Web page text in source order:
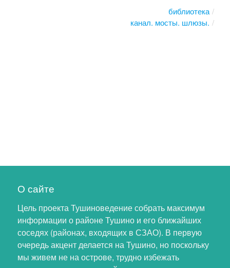
библиотека
канал. мосты. шлюзы.
О сайте
Цель проекта Тушиноведение собрать максимум
информации о районе Тушино и его ближайших
соседях (районах, входящих в СЗАО). В первую
очередь акцент делается на Тушино, но поскольку
мы живем не на острове, трудно избежать